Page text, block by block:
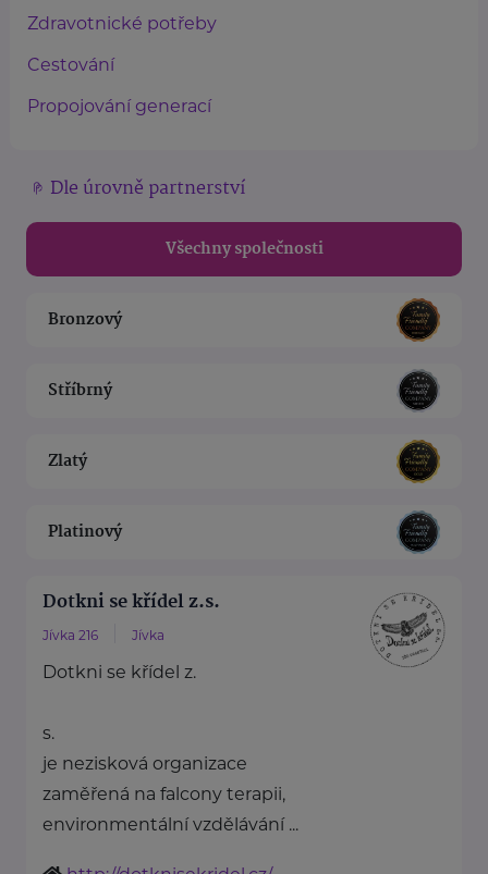
Zdravotnické potřeby
Cestování
Propojování generací
Dle úrovně partnerství
Všechny společnosti
Bronzový
Stříbrný
Zlatý
Platinový
Dotkni se křídel z.s.
Jívka 216 Jívka
Dotkni se křídel z.
s.
je nezisková organizace
zaměřená na falcony terapii,
environmentální vzdělávání ...